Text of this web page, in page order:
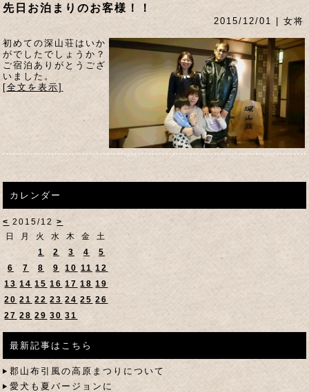
先日お泊まりのお客様！！
2015/12/01 | 女将
初めての深山荘はいか
がでしたでしょうか？
ご宿泊ありがとうござ
いました。
[全文を表示]
カレンダー
< 2015/12>
日
月 火 水 木 金
土
1
2 3 4
5
6
7 8 9 10 11 12
13 14 15 16 17 18 19
20 21 22 23 24 25 26
27 28 29 30 31
最新記事はこちら
郡山布引風の高原まつりについて
愛犬も夏バージョンに